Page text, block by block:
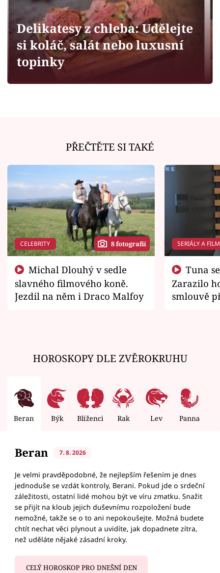
Sledujte prima+
Filmový festival Karlovy Vary
Sledujte nás
Delikatesy z chleba: Udělejte
si koláč, salát nebo luxusní
topinky
PŘEČTĚTE SI TAKÉ
CELEBRITY 8 fotografií
slavného filmového koně.
Jezdil na něm i Draco Malfoy
SERIÁLY A
Zarazilo
smlouvě
HOROSKOPY DLE ZVĚROKRUHU
Beran Býk Blíženci Rak Lev Panna
Beran 7. 8. 2026
Je velmi pravděpodobné, že nejlepším řešením je dnes
jednoduše se vzdát kontroly, Berani. Pokud jde o srdeční
záležitosti, ostatní lidé mohou být ve víru zmatku. Snažit
se přijít na kloub jejich duševnímu rozpoložení bude
nemožné, takže se o to ani nepokoušejte. Možná budete
chtít nechat věci plynout a uvidíte, jak dopadnete zítra,
než uděláte nějaké zásadní kroky.
CELÝ HOROSKOP PRO DNEŠNÍ DEN